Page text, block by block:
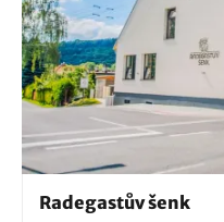
Radegastův šenk